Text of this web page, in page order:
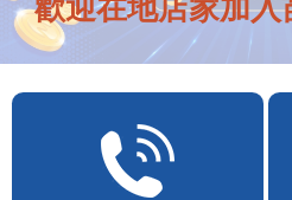
歡迎在地店家加入